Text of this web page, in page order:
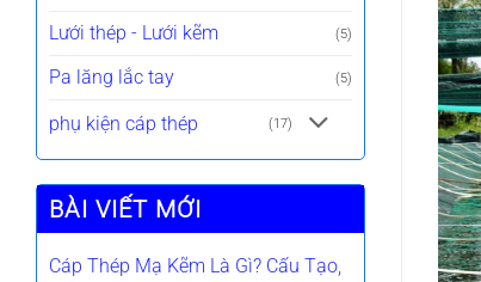
Lưới thép - Lưới kẽm (5)
Pa lăng lắc tay (5)
phụ kiện cáp thép (17)
BÀI VIẾT MỚI
Cáp Thép Mạ Kẽm Là Gì? Cấu Tạo,